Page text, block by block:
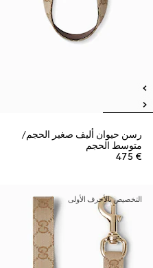
رسن حيوان أليف صغير الحجم/
متوسط الحجم
€ 475
التخصيص بالأحرف الأولى